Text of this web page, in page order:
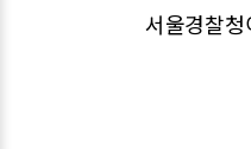
서울경찰